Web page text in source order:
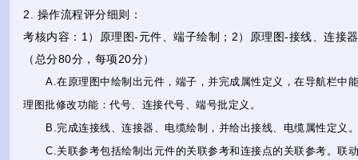
2. 操作流程评分细则：
考核内容：1）原理图-元件、端子绘制；2）原理图-接线、连接
（总分80分，每项20分）
A.在原理图中绘制出元件，端子，并完成属性定义，在导航栏中
理图批修改功能：代号、连接代号、端号批定义。
B.完成连接线、连接器、电缆绘制，并给出接线、电缆属性定义
C.关联参考包括绘制出元件的关联参考和连接点的关联参考。联